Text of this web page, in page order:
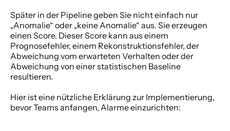
Später in der Pipeline geben Sie nicht einfach nur
„Anomalie“ oder „keine Anomalie“ aus. Sie erzeugen
einen Score. Dieser Score kann aus einem
Prognosefehler, einem Rekonstruktionsfehler, der
Abweichung vom erwarteten Verhalten oder der
Abweichung von einer statistischen Baseline
resultieren.
Hier ist eine nützliche Erklärung zur Implementierung,
bevor Teams anfangen, Alarme einzurichten: